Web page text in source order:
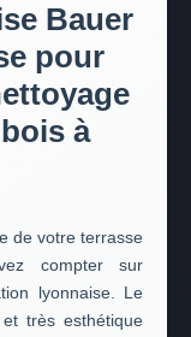
Bauer
pour
à
de votre terrasse
compter sur
lyonnaise. Le
très esthétique